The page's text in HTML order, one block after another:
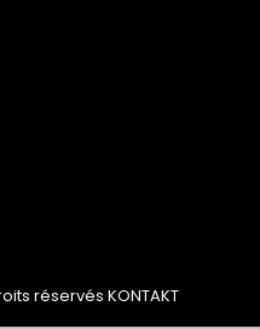
réservés KONTAKT